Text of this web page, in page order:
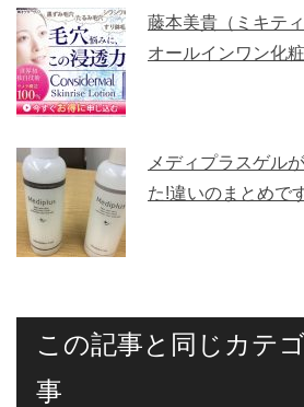
藤本美貴（ミキテ
オールインワン化
メディプラスゲル
た!違いのまとめで
この記事と同じカテ
事